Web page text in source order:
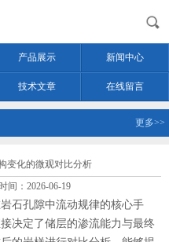
产品展示 新闻中心
技术文章 在线留言
更多>>
变化的微观对比分析
间：2026-06-19
石孔隙中流动规律的核心手
决定了储层的渗流能力与最终